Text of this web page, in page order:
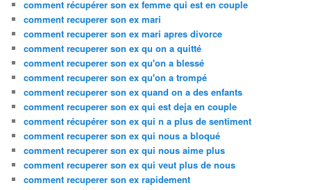
comment récupérer son ex femme qui est en couple
comment recuperer son ex mari
comment recuperer son ex mari apres divorce
comment recuperer son ex qu on a quitté
comment recuperer son ex qu'on a blessé
comment recuperer son ex qu'on a trompé
comment recuperer son ex quand on a des enfants
comment recuperer son ex qui est deja en couple
comment récupérer son ex qui n a plus de sentiment
comment recuperer son ex qui nous a bloqué
comment recuperer son ex qui nous aime plus
comment recuperer son ex qui veut plus de nous
comment recuperer son ex rapidement